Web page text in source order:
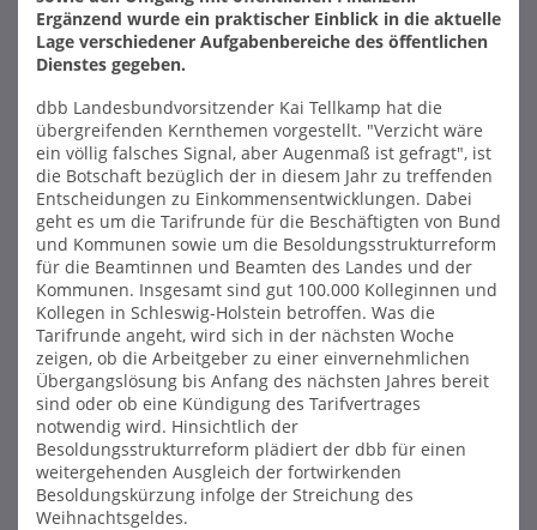
Ergänzend wurde ein praktischer Einblick in die aktuelle
Lage verschiedener Aufgabenbereiche des öffentlichen
Dienstes gegeben.
dbb Landesbundvorsitzender Kai Tellkamp hat die
übergreifenden Kernthemen vorgestellt. "Verzicht wäre
ein völlig falsches Signal, aber Augenmaß ist gefragt", ist
die Botschaft bezüglich der in diesem Jahr zu treffenden
Entscheidungen zu Einkommensentwicklungen. Dabei
geht es um die Tarifrunde für die Beschäftigten von Bund
und Kommunen sowie um die Besoldungsstrukturreform
für die Beamtinnen und Beamten des Landes und der
Kommunen. Insgesamt sind gut 100.000 Kolleginnen und
Kollegen in Schleswig-Holstein betroffen. Was die
Tarifrunde angeht, wird sich in der nächsten Woche
zeigen, ob die Arbeitgeber zu einer einvernehmlichen
Übergangslösung bis Anfang des nächsten Jahres bereit
sind oder ob eine Kündigung des Tarifvertrages
notwendig wird. Hinsichtlich der
Besoldungsstrukturreform plädiert der dbb für einen
weitergehenden Ausgleich der fortwirkenden
Besoldungskürzung infolge der Streichung des
Weihnachtsgeldes.